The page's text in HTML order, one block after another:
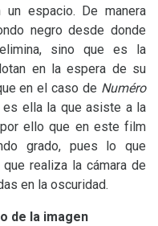
espacio. De manera
negro desde donde
sino que es la
en la espera de su
en el caso de Numéro
es ella la que asiste a la
ello que en este film
grado, pues lo que
realiza la cámara de
en la oscuridad.
de la imagen